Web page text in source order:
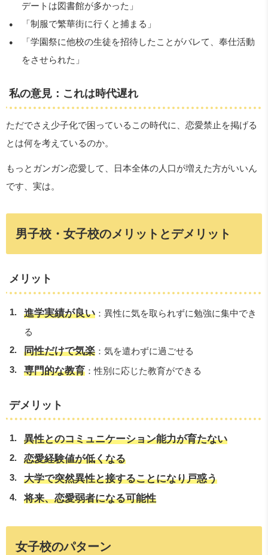
デートは図書館が多かった」
「制服で繁華街に行くと捕まる」
「学園祭に他校の生徒を招待したことがバレて、奉仕活動
をさせられた」
私の意見：これは時代遅れ
ただでさえ少子化で困っているこの時代に、恋愛禁止を掲げる
とは何を考えているのか。
もっとガンガン恋愛して、日本全体の人口が増えた方がいいん
です、実は。
男子校・女子校のメリットとデメリット
メリット
進学実績が良い ：異性に気を取られずに勉強に集中でき
る
同性だけで気楽 ：気を遣わずに過ごせる
専門的な教育 ：性別に応じた教育ができる
デメリット
異性とのコミュニケーション能力が育たない
恋愛経験値が低くなる
大学で突然異性と接することになり戸惑う
将来、恋愛弱者になる可能性
女子校のパターン